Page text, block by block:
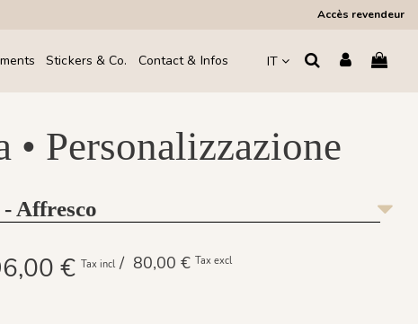
Accès revendeur
Stickers & Co. Contact & Infos IT
• Personalizzazione
Affresco
€ Tax incl / 80,00 € Tax excl